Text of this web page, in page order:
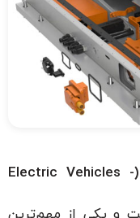
خودروهای الکتریکی (Electric Vehicles -